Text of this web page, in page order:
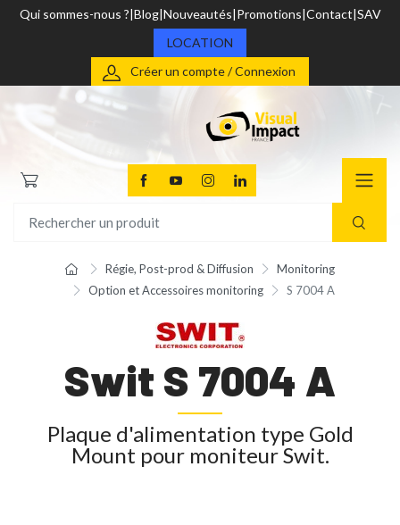
Qui sommes-nous ? Blog Nouveautés Promotions Contact SAV
LOCATION
Créer un compte / Connexion
Régie, Post-prod & Diffusion
Monitoring
Option et Accessoires monitoring
S 7004 A
Swit S 7004 A
Plaque d'alimentation type Gold
Mount pour moniteur Swit.